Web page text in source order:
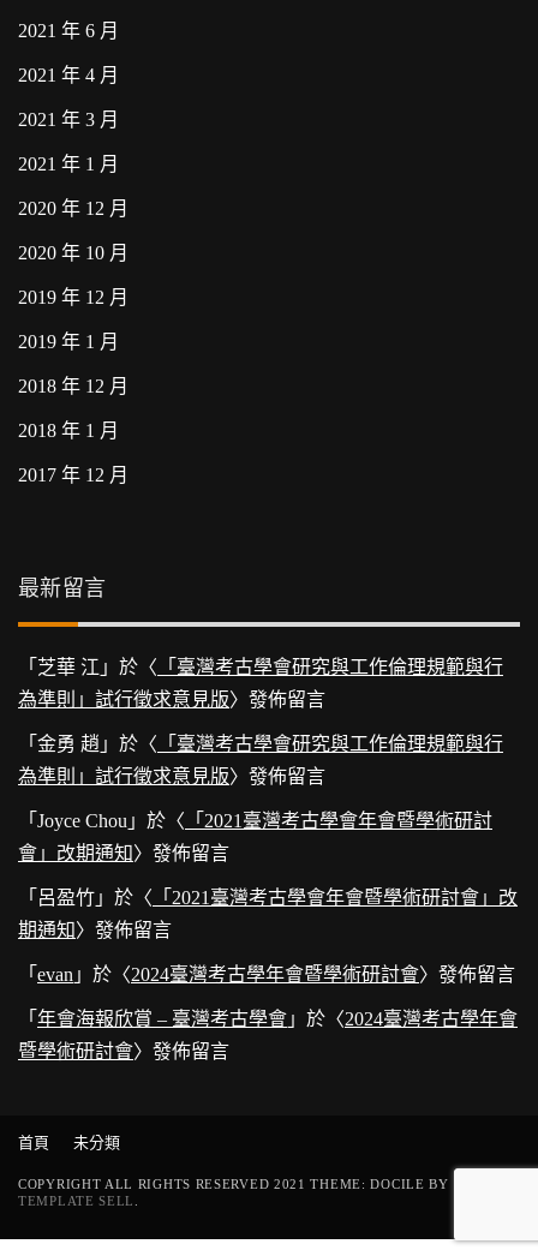
2021 年 6 月
2021 年 4 月
2021 年 3 月
2021 年 1 月
2020 年 12 月
2020 年 10 月
2019 年 12 月
2019 年 1 月
2018 年 12 月
2018 年 1 月
2017 年 12 月
最新留言
「 芝華 江 」於〈 「臺灣考古學會研究與工作倫理規範與行
為準則」試行徵求意見版〉發佈留言
「 金勇 趙 」於〈 「臺灣考古學會研究與工作倫理規範與行
為準則」試行徵求意見版〉發佈留言
「 Joyce Chou 」於〈 「2021臺灣考古學會年會暨學術研討
會」改期通知〉發佈留言
「 呂盈竹 」於〈 「2021臺灣考古學會年會暨學術研討會」改
期通知〉發佈留言
「 evan 」於〈2024臺灣考古學年會暨學術研討會〉發佈留言
「 年會海報欣賞 – 臺灣考古學會 」於〈2024臺灣考古學年會
暨學術研討會〉發佈留言
COPYRIGHT ALL RIGHTS RESERVED 2021 THEME: DOCILE BY
TEMPLATE SELL.
首頁 未分類